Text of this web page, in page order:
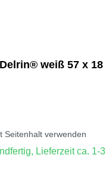
weiß 57 x 18
Seitenhalt verwenden
Lieferzeit ca. 1-3